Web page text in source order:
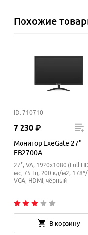
Похожие
ID: 710710
7 230 ₽
Монитор ExeGate 27"
EB2700A
27", VA, 1920x1080 (Full
мс, 75 Гц, 200 кд/м2, 178°/
VGA, HDMI, чёрный
В корзину